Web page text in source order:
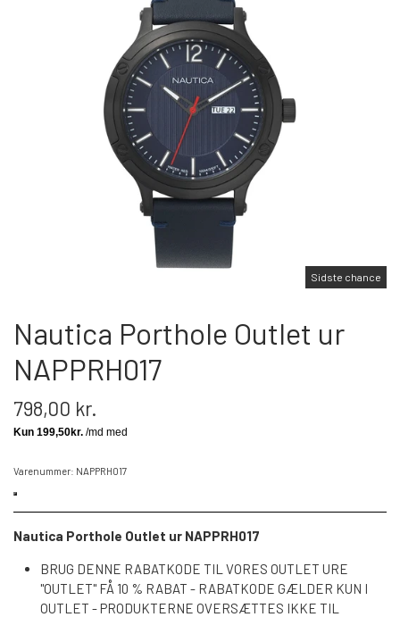
DAMEURE
NYHEDER
OUTLET URE
GAVEIDÉ
Sidste chance
Nautica Porthole Outlet ur
NAPPRH017
798,00 kr.
Varenummer: NAPPRH017
Nautica Porthole Outlet ur NAPPRH017
BRUG DENNE RABATKODE TIL VORES OUTLET URE
"OUTLET" FÅ 10 % RABAT - RABATKODE GÆLDER KUN I
OUTLET - PRODUKTERNE OVERSÆTTES IKKE TIL